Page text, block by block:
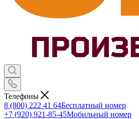
Телефоны
8 (800) 222 41 64Бесплатный номер
+7 (920) 921-85-45Мобильный номер